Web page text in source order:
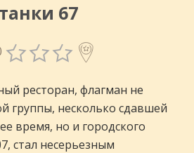
67
ресторан, флагман не
группы, несколько сдавшей
время, но и городского
стал несерьезным